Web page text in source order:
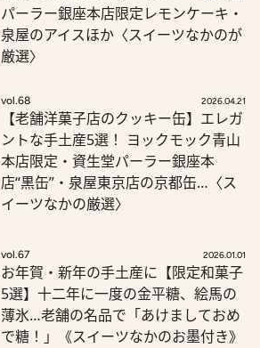
パーラー銀座本店限定レモンケーキ・
泉屋のアイスほか〈スイーツなかのが
厳選〉
vol.68 2026.04.21
【老舗洋菓子店のクッキー缶】エレガ
ントな手土産5選！ ヨックモック青山
本店限定・資生堂パーラー銀座本
店“黒缶”・泉屋東京店の京都缶…〈ス
イーツなかの厳選〉
vol.67 2026.01.01
お年賀・新年の手土産に【限定和菓子
5選】十二年に一度の金平糖、絵馬の
薄氷…老舗の名品で「あけましておめ
で糖！」《スイーツなかのお墨付き》